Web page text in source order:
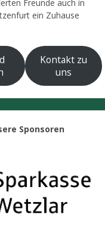
Freunde auch in
ein Zuhause
Kontakt zu
uns
Sponsoren